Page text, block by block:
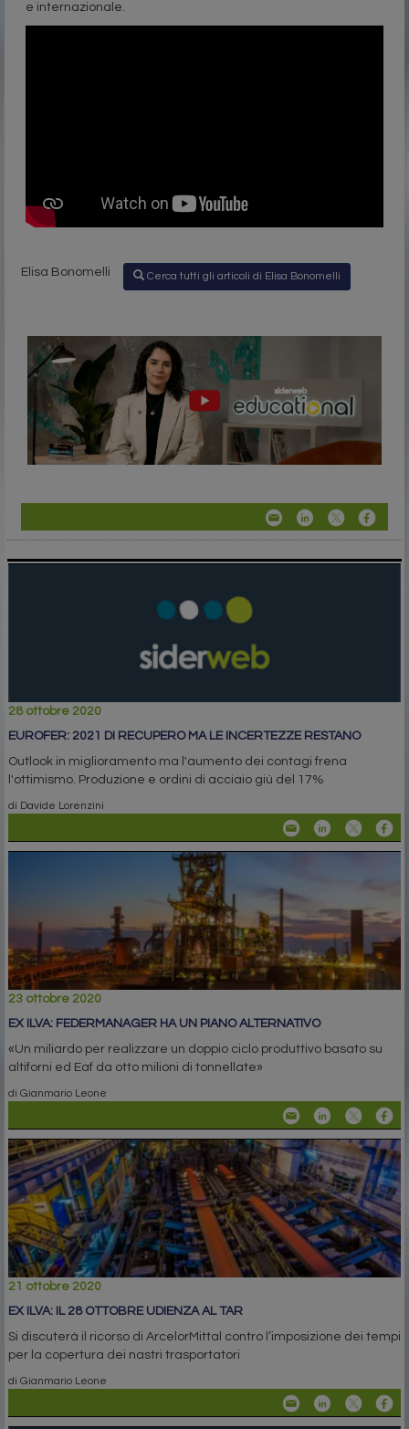
e internazionale.
Elisa Bonomelli Cerca tutti gli articoli di Elisa Bonomelli
28 ottobre 2020
EUROFER: 2021 DI RECUPERO MA LE INCERTEZZE RESTANO
Outlook in miglioramento ma l'aumento dei contagi frena
l'ottimismo. Produzione e ordini di acciaio giù del 17%
di Davide Lorenzini
23 ottobre 2020
EX ILVA: FEDERMANAGER HA UN PIANO ALTERNATIVO
«Un miliardo per realizzare un doppio ciclo produttivo basato su
altiforni ed Eaf da otto milioni di tonnellate»
di Gianmario Leone
21 ottobre 2020
EX ILVA: IL 28 OTTOBRE UDIENZA AL TAR
Si discuterà il ricorso di ArcelorMittal contro l’imposizione dei tempi
per la copertura dei nastri trasportatori
di Gianmario Leone